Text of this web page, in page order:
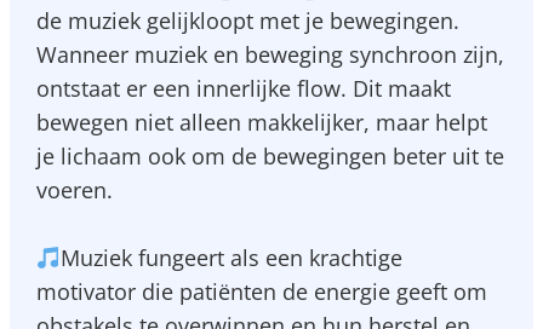
de muziek gelijkloopt met je bewegingen.
Wanneer muziek en beweging synchroon zijn,
ontstaat er een innerlijke flow. Dit maakt
bewegen niet alleen makkelijker, maar helpt
je lichaam ook om de bewegingen beter uit te
voeren.
Muziek fungeert als een krachtige
motivator die patiënten de energie geeft om